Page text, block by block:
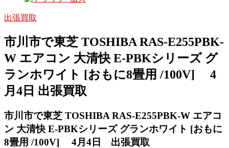
出張買取
市川市で東芝 TOSHIBA RAS-E255PBK-
W エアコン 大清快 E-PBKシリーズ グ
ランホワイト [おもに8畳用 /100V] 4
月4日 出張買取
市川市で東芝 TOSHIBA RAS-E255PBK-W エアコ
ン 大清快 E-PBKシリーズ グランホワイト [おもに
8畳用 /100V] 4月4日 出張買取